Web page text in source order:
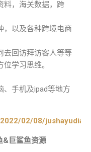
料，海关数据，跨
，以及各种跨境电商
去回访拜访客人等等
学习思维。
、手机及ipad等地方
02/08/
&巨鲨鱼资源